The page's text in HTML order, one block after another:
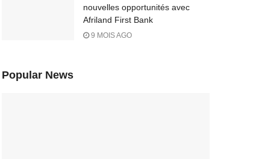
nouvelles opportunités avec
Afriland First Bank
9 MOIS AGO
Popular News